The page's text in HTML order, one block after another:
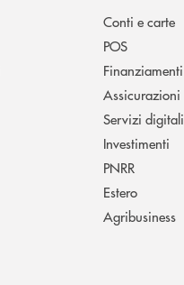
Conti e carte
POS
Finanziamenti
Assicurazioni
Servizi digitali
Investimenti
PNRR
Estero
Agribusiness